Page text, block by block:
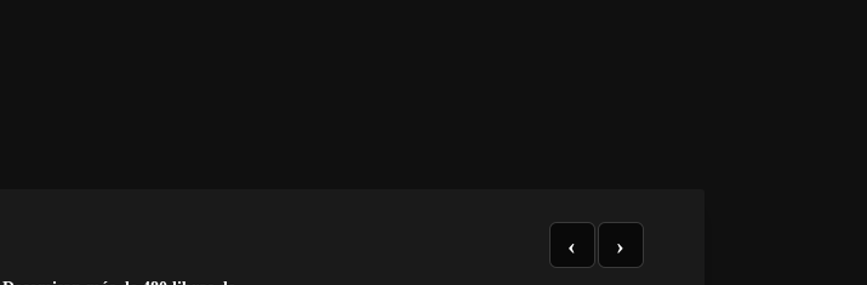
‹ ›